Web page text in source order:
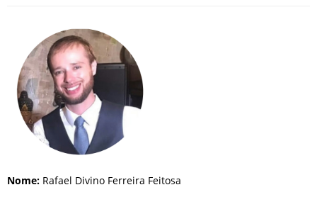
Nome: Rafael Divino Ferreira Feitosa